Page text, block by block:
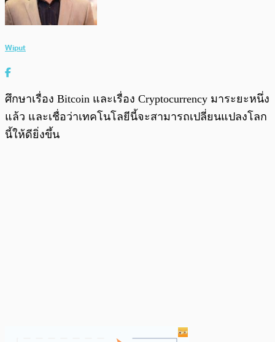
Wiput
ศึกษาเรื่อง Bitcoin และเรื่อง Cryptocurrency มาระยะหนึ่ง
แล้ว และเชื่อว่าเทคโนโลยีนี้จะสามารถเปลี่ยนแปลงโลก
นี้ให้ดียิ่งขึ้น